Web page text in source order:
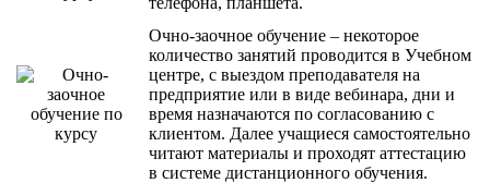
Очно-заочное обучение – некоторое
количество занятий проводится в Учебном
центре, с выездом преподавателя на
предприятие или в виде вебинара, дни и
время назначаются по согласованию с
клиентом. Далее учащиеся самостоятельно
читают материалы и проходят аттестацию
в системе дистанционного обучения.